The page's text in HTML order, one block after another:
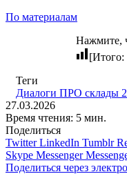
По материалам
Нажмите,
[Итого:
Теги
Диалоги ПРО склады
27.03.2026
Время чтения: 5 мин.
Поделиться
Twitter LinkedIn Tumblr
Skype Messenger
Поделиться через